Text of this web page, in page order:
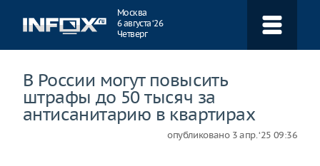
Москва
6 августа ‘26
Четверг
В России могут повысить
штрафы до 50 тысяч за
антисанитарию в квартирах
опубликовано 3 апр. ‘25 09:36